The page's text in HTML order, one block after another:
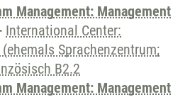
Management: Management
International Center:
Sprachenzentrum;
B2.2
Management: Management